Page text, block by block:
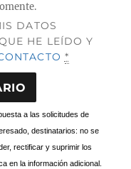
DATOS
HE LEÍDO Y
*
a las solicitudes de
destinatarios: no se
rectificar y suprimir los
en la información adicional.